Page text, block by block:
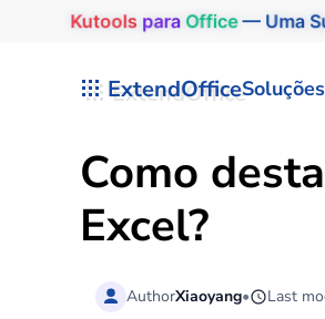
Kutools para Office— Uma
ExtendOfficeSoluções
Como
Excel?
AuthorXiaoyang• Last